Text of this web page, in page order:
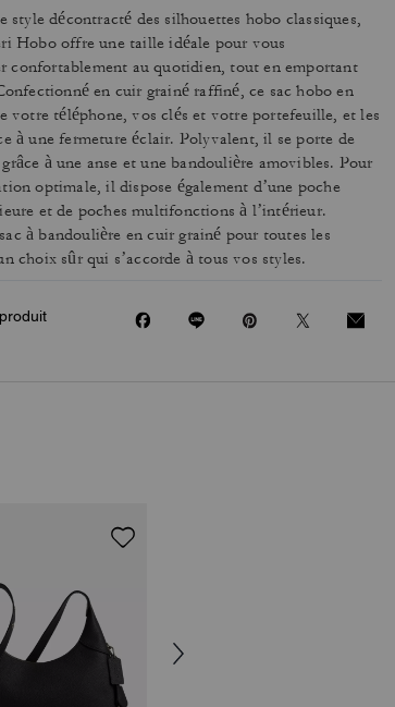
style décontracté des silhouettes hobo classiques,
Hobo offre une taille idéale pour vous
confortablement au quotidien, tout en emportant
en cuir grainé raffiné, ce sac hobo en
votre téléphone, vos clés et votre portefeuille, et les
à une fermeture éclair. Polyvalent, il se porte de
à une anse et une bandoulière amovibles. Pour
optimale, il dispose également d’une poche
et de poches multifonctions à l’intérieur.
à bandoulière en cuir grainé pour toutes les
choix sûr qui s’accorde à tous vos styles.